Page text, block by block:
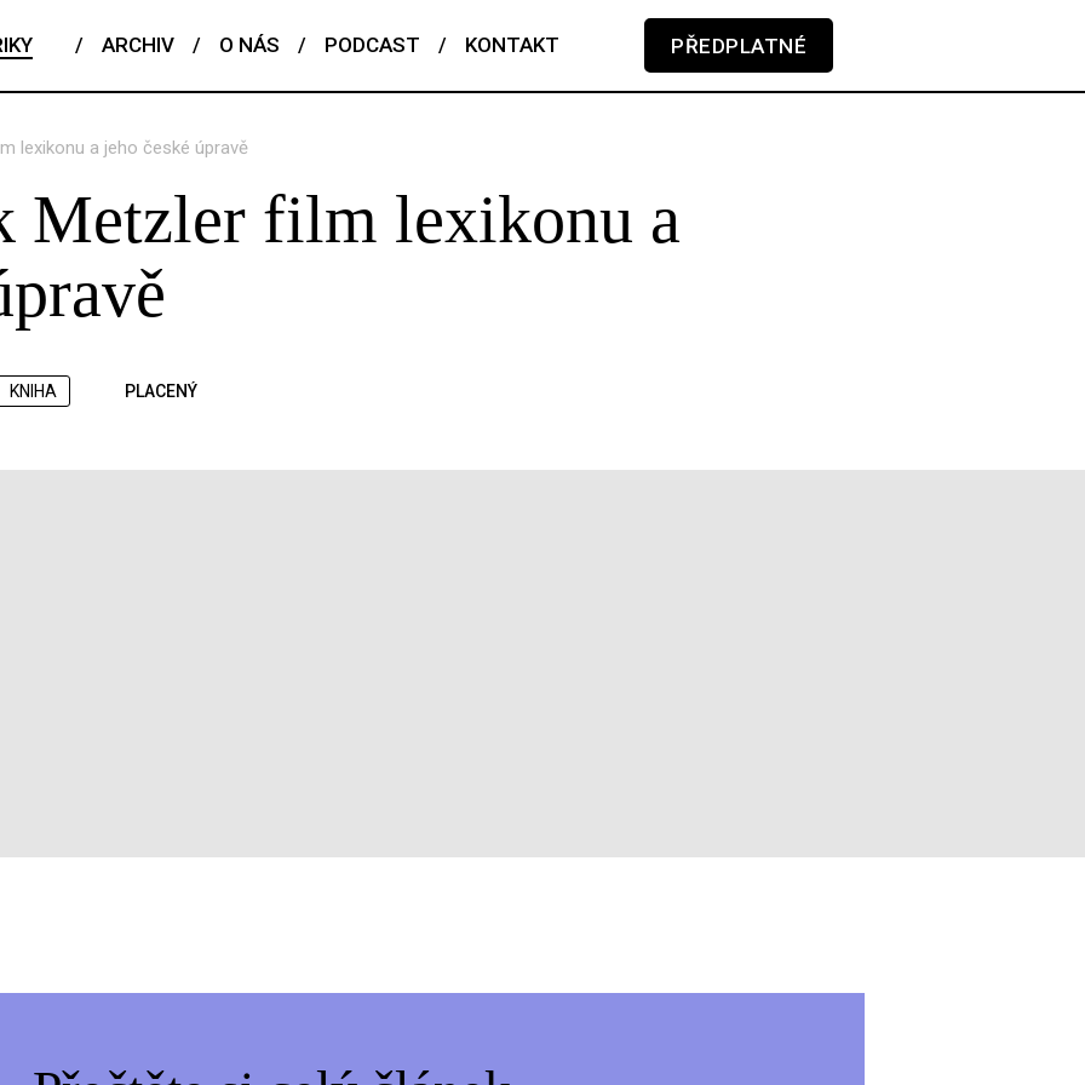
/ ARCHIV / O NÁS / PODCAST / KONTAKT PŘEDPLATNÉ
lexikonu a jeho české úpravě
Metzler film lexikonu a
KNIHA PLACENÝ